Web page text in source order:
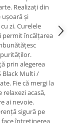
Realizați din
și
zi. Curelele
permit încălțarea
prin alegerea
Black Multi /
Fie că mergi la
acasă,
ai nevoie.
sigură pe
întreținerea